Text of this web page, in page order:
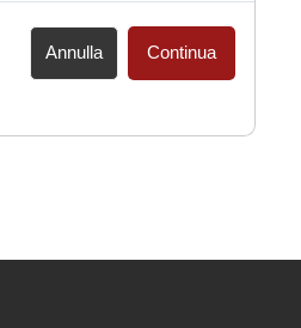
Annulla Continua